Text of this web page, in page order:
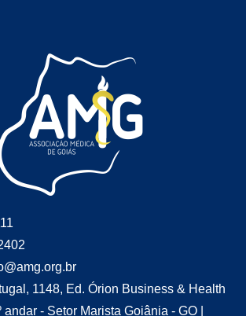
1148, Ed. Órion Business & Health
- Setor Marista Goiânia - GO |